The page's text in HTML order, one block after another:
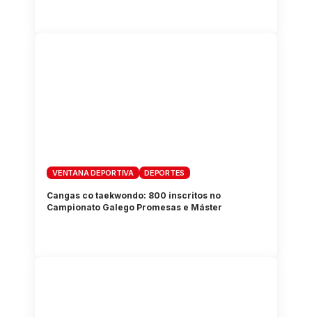
VENTANA DEPORTIVA DEPORTES
Cangas co taekwondo: 800 inscritos no
Campionato Galego Promesas e Máster